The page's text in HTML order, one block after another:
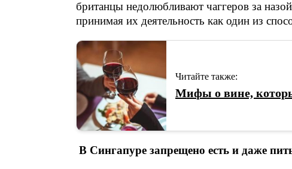
британцы недолюбливают чаггеров за
принимая их деятельность как один из
Читайте также:
Мифы о вине,
В Сингапуре запрещено есть и даже